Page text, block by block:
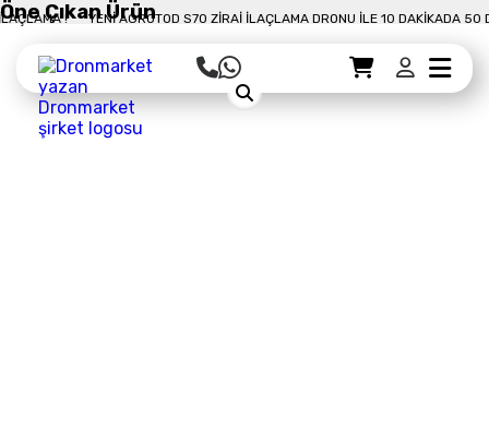
50 DÖNÜM İLAÇLAMA ! YENI AGROTOD S70 ZIRAI İLAÇLAMA
Sepet
Sepet Detayı Ödemeye Geç
Öne Çıkan Ürün